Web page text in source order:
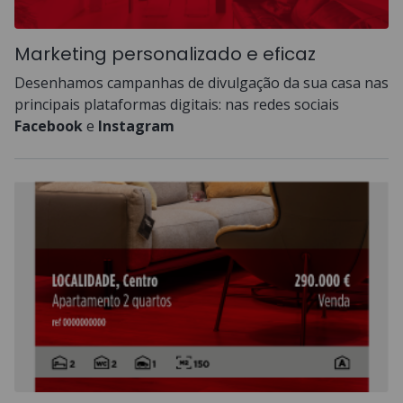
Marketing personalizado e eficaz
Desenhamos campanhas de divulgação da sua casa nas
principais plataformas digitais: nas redes sociais
Facebooke Instagram